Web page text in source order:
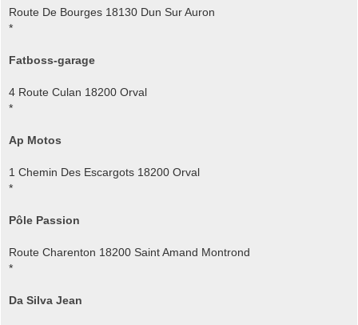
Route De Bourges 18130 Dun Sur Auron
*
Fatboss-garage
4 Route Culan 18200 Orval
*
Ap Motos
1 Chemin Des Escargots 18200 Orval
*
Pôle Passion
Route Charenton 18200 Saint Amand Montrond
*
Da Silva Jean